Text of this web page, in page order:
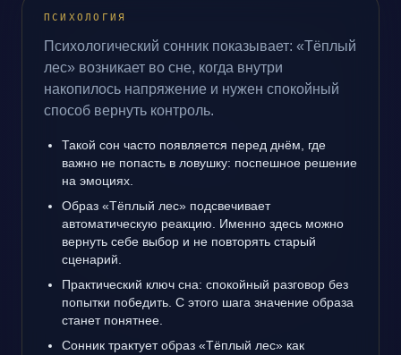
ПСИХОЛОГИЯ
Психологический сонник показывает: «Тёплый
лес» возникает во сне, когда внутри
накопилось напряжение и нужен спокойный
способ вернуть контроль.
Такой сон часто появляется перед днём, где
важно не попасть в ловушку: поспешное решение
на эмоциях.
Образ «Тёплый лес» подсвечивает
автоматическую реакцию. Именно здесь можно
вернуть себе выбор и не повторять старый
сценарий.
Практический ключ сна: спокойный разговор без
попытки победить. С этого шага значение образа
станет понятнее.
Сонник трактует образ «Тёплый лес» как